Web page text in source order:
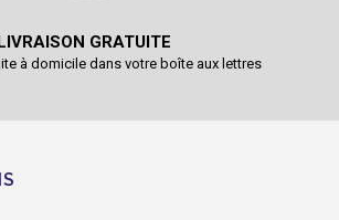
GRATUITE
à domicile dans votre boîte aux lettres